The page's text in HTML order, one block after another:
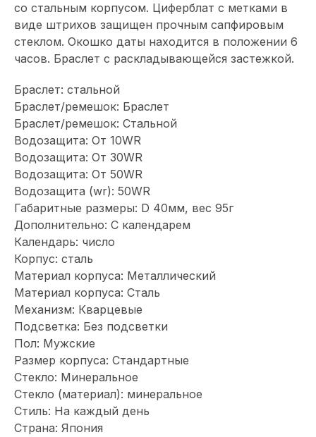
со стальным корпусом. Циферблат с метками в
виде штрихов защищен прочным сапфировым
стеклом. Окошко даты находится в положении 6
часов. Браслет с раскладывающейся застежкой.
Браслет: стальной
Браслет/ремешок: Браслет
Браслет/ремешок: Стальной
Водозащита: От 10WR
Водозащита: От 30WR
Водозащита: От 50WR
Водозащита (wr): 50WR
Габаритные размеры: D 40мм, вес 95г
Дополнительно: С календарем
Календарь: число
Корпус: сталь
Материал корпуса: Металлический
Материал корпуса: Сталь
Механизм: Кварцевые
Подсветка: Без подсветки
Пол: Мужские
Размер корпуса: Стандартные
Стекло: Минеральное
Стекло (материал): минеральное
Стиль: На каждый день
Страна: Япония